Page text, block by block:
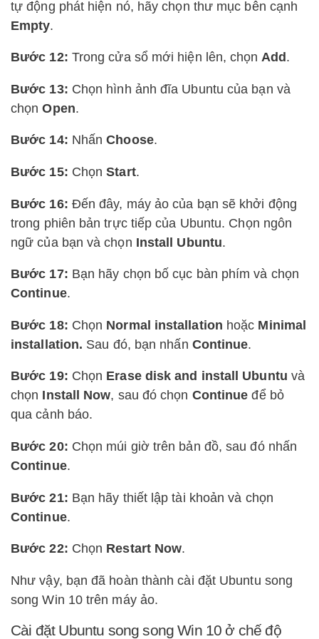
tự động phát hiện nó, hãy chọn thư mục bên cạnh
Empty.
Bước 12: Trong cửa sổ mới hiện lên, chọn Add .
Bước 13: Chọn hình ảnh đĩa Ubuntu của bạn và
chọnOpen.
Bước 14: NhấnChoose.
Bước 15: ChọnStart.
Bước 16: Đến đây, máy ảo của bạn sẽ khởi động
trong phiên bản trực tiếp của Ubuntu. Chọn ngôn
ngữ của bạn và chọn Install Ubuntu.
Bước 17: Bạn hãy chọn bố cục bàn phím và chọn
Continue.
Bước 18: Chọn Normal installation hoặc Minimal
installation. Sau đó, bạn nhấn Continue.
Bước 19: Chọn Erase disk and install Ubuntu và
chọn Install Now, sau đó chọn Continue để bỏ
qua cảnh báo.
Bước 20: Chọn múi giờ trên bản đồ, sau đó nhấn
Continue.
Bước 21: Bạn hãy thiết lập tài khoản và chọn
Continue.
Bước 22: Chọn Restart Now.
Như vậy, bạn đã hoàn thành cài đặt Ubuntu song
song Win 10 trên máy ảo.
Cài đặt Ubuntu song song Win 10 ở chế độ